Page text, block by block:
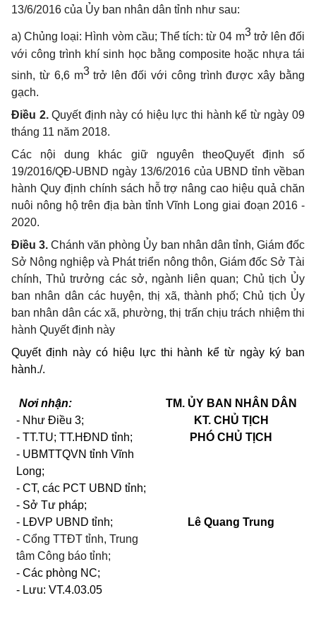
13/6/2016 của Ủy ban nhân dân tỉnh như sau:
a)Chủng loại: Hình vòm cầu; Thể tích: từ 04 m3trở lên đối
với công trình khí sinh học bằng composite hoặc nhựa tái
sinh, từ 6,6 m3 trở lên đối với công trình được xây bằng
gạch.
Điều 2.Quyết định này có hiệu lực thi hành kể từ ngày09
tháng 11 năm 2018.
Các nội dung khác giữ nguyên theoQuyết định số
19/2016/QĐ-UBND ngày 13/6/2016 của UBND tỉnh vềban
hành Quy định chính sách hỗ trợ nâng cao hiệu quả chăn
nuôi nông hộ trên địa bàn tỉnh Vĩnh Long giai đoạn 2016 -
2020.
Điều 3. Chánh văn phòng Ủy ban nhân dân tỉnh, Giám đốc
Sở Nông nghiệp và Phát triển nông thôn, Giám đốc Sở Tài
chính, Thủ trưởng các sở, ngành liên quan; Chủ tịch Ủy
ban nhân dân các huyện, thị xã, thành phố; Chủ tịch Ủy
ban nhân dân các xã, phường, thị trấn chịu trách nhiệm thi
hành Quyết định này
Quyết định này có hiệu lực thi hành kể từ ngày ký ban
hành./.
Nơi nhận:
- Như Điều 3;
- TT.TU; TT.HĐND tỉnh;
- UBMTTQVN tỉnh Vĩnh
Long;
- CT, các PCT UBND tỉnh;
- Sở Tư pháp;
- LĐVP UBND tỉnh;
- Cổng TTĐT tỉnh, Trung
tâm Công báo tỉnh;
- Các phòng NC;
- Lưu: VT.4.03.05
TM. ỦY BAN NHÂN DÂN
KT. CHỦ TỊCH
PHÓ CHỦ TỊCH
Lê Quang Trung